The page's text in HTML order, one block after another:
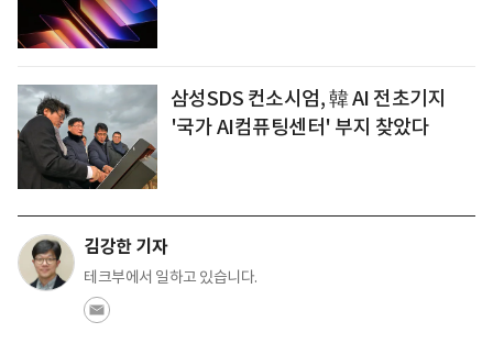
삼성SDS 컨소시엄, 韓 AI 전초기지
'국가 AI컴퓨팅센터' 부지 찾았다
김강한 기자
테크부에서 일하고 있습니다.